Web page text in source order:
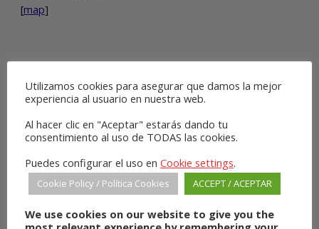
[map]
SHOPS
Utilizamos cookies para asegurar que damos la mejor
experiencia al usuario en nuestra web.
Al hacer clic en "Aceptar" estarás dando tu
consentimiento al uso de TODAS las cookies.
Puedes configurar el uso en Cookie settings.
Cookie Policy / Política Cookies ACCEPT / ACEPTAR
We use cookies on our website to give you the